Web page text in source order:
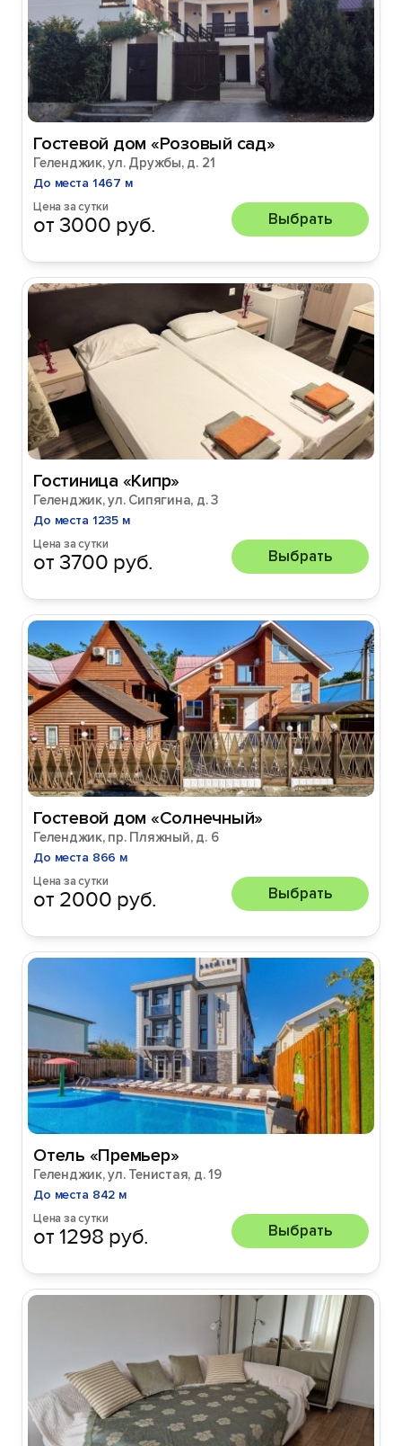
Гостевой дом «Розовый сад»
Геленджик, ул. Дружбы, д. 21
До места 1467 м
Цена за сутки
от 3000 руб. Выбрать
Гостиница «Кипр»
Геленджик, ул. Сипягина, д. 3
До места 1235 м
Цена за сутки
от 3700 руб. Выбрать
Гостевой дом «Солнечный»
Геленджик, пр. Пляжный, д. 6
До места 866 м
Цена за сутки
от 2000 руб. Выбрать
Отель «Премьер»
Геленджик, ул. Тенистая, д. 19
До места 842 м
Цена за сутки
от 1298 руб. Выбрать